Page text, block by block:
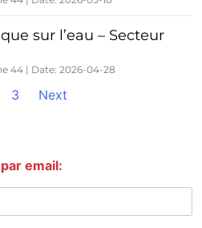
sur l’eau – Secteur
44 Date: 2026-04-28
3 Next
email: